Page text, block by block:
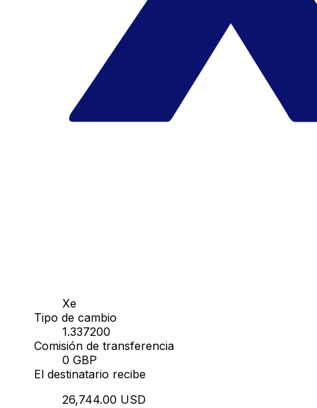
Xe
Tipo de cambio
1.337200
Comisión de transferencia
0 GBP
El destinatario recibe
26,744.00 USD